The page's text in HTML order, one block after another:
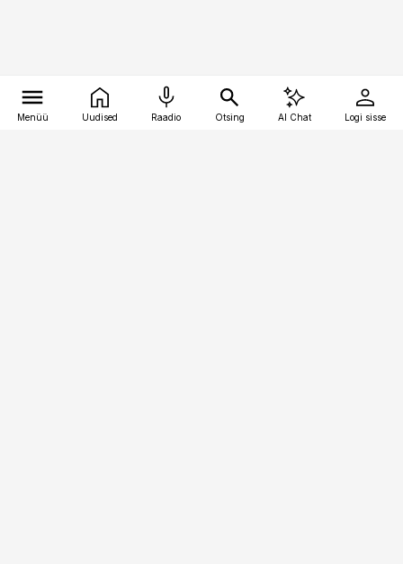
Menüü Uudised Raadio Otsing AI Chat Logi sisse